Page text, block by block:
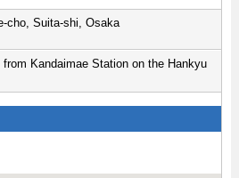
cho, Suita-shi, Osaka
from Kandaimae Station on the Hankyu